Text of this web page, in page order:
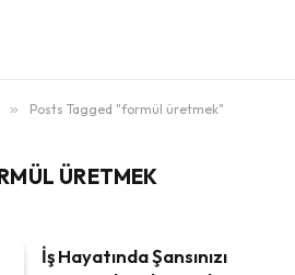
» Posts Tagged "formül üretmek"
ÜRETMEK
İş Hayatında Şansınızı